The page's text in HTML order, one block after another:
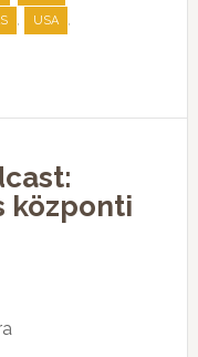
, USA ,
központi